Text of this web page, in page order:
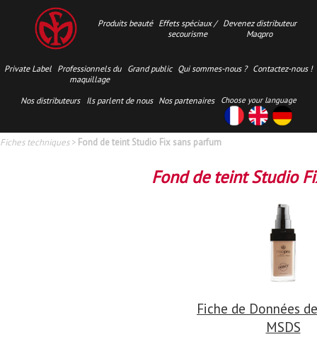
Produits beauté
Effets spéciaux /
secourisme
Devenez distributeur
Maqpro
Private Label
Professionnels du
maquillage
Grand public Qui sommes-nous ? Contactez-nous !
Nos distributeurs Ils parlent de nous Nos partenaires Choose your language
Fiches techniques> Fond de teint Studio Fix sans parfum
Fond de teint Studio
Fiche de Données
MSDS